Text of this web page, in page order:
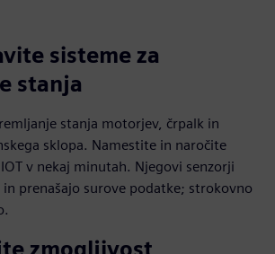
sisteme za
stanja
stanja motorjev, črpalk in
sklopa. Namestite in naročite
v nekaj minutah. Njegovi senzorji
prenašajo surove podatke; strokovno